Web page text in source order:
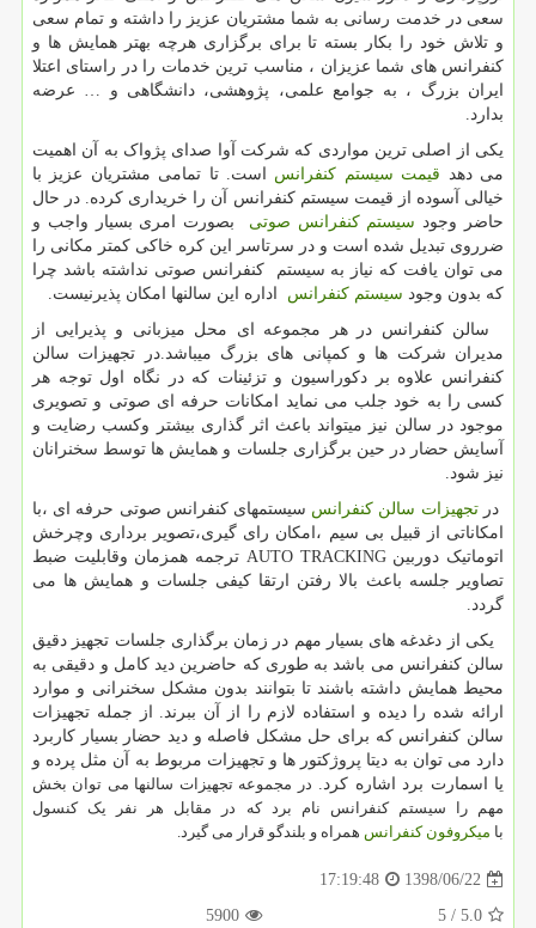
سعی در خدمت رسانی به شما مشتریان عزیز را داشته و تمام سعی
و تلاش خود را بکار بسته تا برای برگزاری هرچه بهتر همایش ها و
کنفرانس های شما عزیزان ، مناسب ترین خدمات را در راستای اعتلا
ایران بزرگ ، به جوامع علمی، پژوهشی، دانشگاهی و … عرضه
بدارد.
یکی از اصلی ترین مواردی که شرکت آوا صدای پژواک به آن اهمیت
می دهد قیمت سیستم کنفرانس است. تا تمامی مشتریان عزیز با
خیالی آسوده از قیمت سیستم کنفرانس آن را خریداری کرده. در حال
حاضر وجود سیستم کنفرانس صوتی بصورت امری بسیار واجب و
ضرروی تبدیل شده است و در سرتاسر این کره خاکی کمتر مکانی را
می توان یافت که نیاز به سیستم کنفرانس صوتی نداشته باشد چرا
که بدون وجود سیستم کنفرانس اداره این سالنها امکان پذیرنیست.
سالن کنفرانس در هر مجموعه ای محل میزبانی و پذیرایی از
مدیران شرکت ها و کمپانی های بزرگ میباشد.در تجهیزات سالن
کنفرانس علاوه بر دکوراسیون و تزئینات که در نگاه اول توجه هر
کسی را به خود جلب می نماید امکانات حرفه ای صوتی و تصویری
موجود در سالن نیز میتواند باعث اثر گذاری بیشتر وکسب رضایت و
آسایش حضار در حین برگزاری جلسات و همایش ها توسط سخنرانان
نیز شود.
درتجهیزات سالن کنفرانس سیستمهای کنفرانس صوتی حرفه ای ،با
امکاناتی از قبیل بی سیم ،امکان رای گیری،تصویر برداری وچرخش
اتوماتیک دوربین AUTO TRACKING ترجمه همزمان وقابلیت ضبط
تصاویر جلسه باعث بالا رفتن ارتقا کیفی جلسات و همایش ها می
گردد.
یکی از دغدغه های بسیار مهم در زمان برگذاری جلسات تجهیز دقیق
سالن کنفرانس می باشد به طوری که حاضرین دید کامل و دقیقی به
محیط همایش داشته باشند تا بتوانند بدون مشکل سخنرانی و موارد
ارائه شده را دیده و استفاده لازم را از آن ببرند. از جمله تجهیزات
سالن کنفرانس که برای حل مشکل فاصله و دید حضار بسیار کاربرد
دارد می توان به دیتا پروژکتور ها و تجهیزات مربوط به آن مثل پرده و
یا اسمارت برد اشاره کرد. در مجموعه تجهیزات سالنها می توان بخش
مهم را سیستم کنفرانس نام برد که در مقابل هر نفر یک کنسول
با میکروفون کنفرانس همراه و بلندگو قرار می گیرد.
1398/06/22
17:19:48
5.0
/ 5
5900